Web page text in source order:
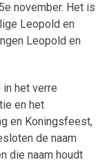
november. Het is
Leopold en
Leopold en
het verre
en het
en Koningsfeest,
de naam
die naam houdt